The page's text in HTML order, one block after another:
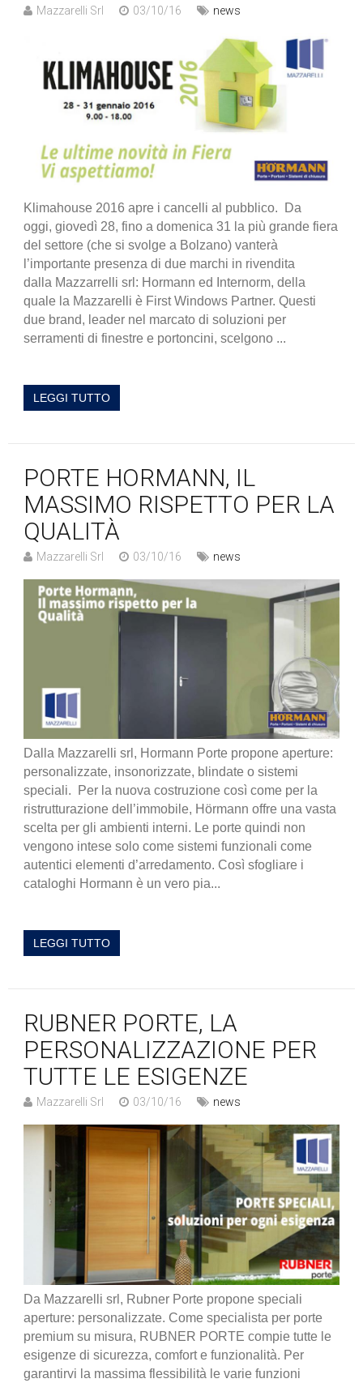
Mazzarelli Srl 03/10/16 news
Klimahouse 2016 apre i cancelli al pubblico. Da
oggi, giovedì 28, fino a domenica 31 la più grande fiera
del settore (che si svolge a Bolzano) vanterà
l’importante presenza di due marchi in rivendita
dalla Mazzarrelli srl: Hormann ed Internorm, della
quale la Mazzarelli è First Windows Partner. Questi
due brand, leader nel marcato di soluzioni per
serramenti di finestre e portoncini, scelgono ...
LEGGI TUTTO
PORTE HORMANN, IL
MASSIMO RISPETTO PER LA
QUALITÀ
Mazzarelli Srl 03/10/16 news
Dalla Mazzarelli srl, Hormann Porte propone aperture:
personalizzate, insonorizzate, blindate o sistemi
speciali. Per la nuova costruzione così come per la
ristrutturazione dell’immobile, Hörmann offre una vasta
scelta per gli ambienti interni. Le porte quindi non
vengono intese solo come sistemi funzionali come
autentici elementi d’arredamento. Così sfogliare i
cataloghi Hormann è un vero pia...
LEGGI TUTTO
RUBNER PORTE, LA
PERSONALIZZAZIONE PER
TUTTE LE ESIGENZE
Mazzarelli Srl 03/10/16 news
Da Mazzarelli srl, Rubner Porte propone speciali
aperture: personalizzate. Come specialista per porte
premium su misura, RUBNER PORTE compie tutte le
esigenze di sicurezza, comfort e funzionalità. Per
garantirvi la massima flessibilità le varie funzioni